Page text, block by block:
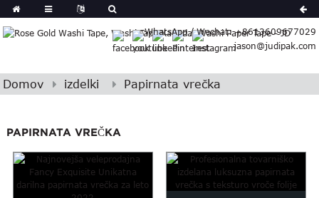
WhatsApp / Wechat: +8613609677029
jason@judipak.com
German
Japanese
Polish
Bosnian
Corsican
Domov izdelki Papirnata vrečka
PAPIRNATA VREČKA